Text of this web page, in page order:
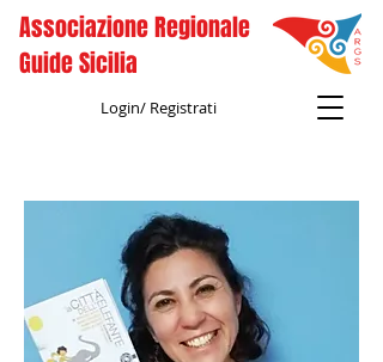
Associazione Regionale
Guide Sicilia
Login/ Registrati